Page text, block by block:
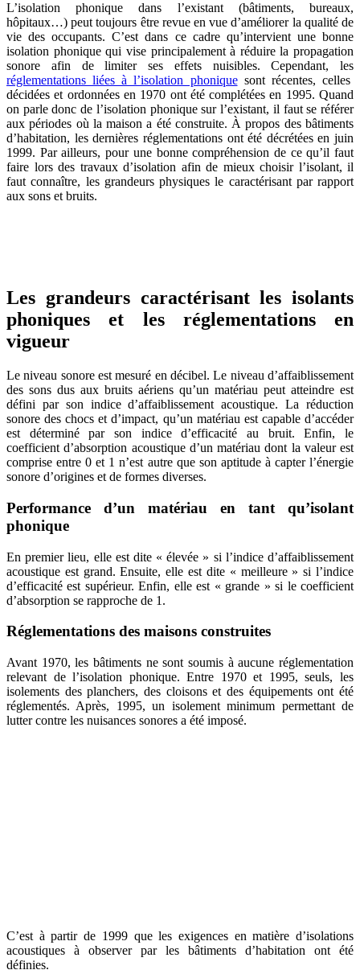
L’isolation phonique dans l’existant (bâtiments, bureaux,
hôpitaux…) peut toujours être revue en vue d’améliorer la qualité de
vie des occupants. C’est dans ce cadre qu’intervient une bonne
isolation phonique qui vise principalement à réduire la propagation
sonore afin de limiter ses effets nuisibles. Cependant, les
réglementations liées à l’isolation phoniquesont récentes, celles
décidées et ordonnées en 1970 ont été complétées en 1995. Quand
on parle donc de l’isolation phonique sur l’existant, il faut se référer
aux périodes où la maison a été construite. À propos des bâtiments
d’habitation, les dernières réglementations ont été décrétées en juin
1999. Par ailleurs, pour une bonne compréhension de ce qu’il faut
faire lors des travaux d’isolation afin de mieux choisir l’isolant, il
faut connaître, les grandeurs physiques le caractérisant par rapport
aux sons et bruits.
Les grandeurs caractérisant les isolants
phoniques et les réglementations en
vigueur
Le niveau sonore est mesuré en décibel. Le niveau d’affaiblissement
des sons dus aux bruits aériens qu’un matériau peut atteindre est
défini par son indice d’affaiblissement acoustique. La réduction
sonore des chocs et d’impact, qu’un matériau est capable d’accéder
est déterminé par son indice d’efficacité au bruit. Enfin, le
coefficient d’absorption acoustique d’un matériau dont la valeur est
comprise entre 0 et 1 n’est autre que son aptitude à capter l’énergie
sonore d’origines et de formes diverses.
Performance d’un matériau en tant qu’isolant
phonique
En premier lieu, elle est dite « élevée » si l’indice d’affaiblissement
acoustique est grand. Ensuite, elle est dite « meilleure » si l’indice
d’efficacité est supérieur. Enfin, elle est « grande » si le coefficient
d’absorption se rapproche de 1.
Réglementations des maisons construites
Avant 1970, les bâtiments ne sont soumis à aucune réglementation
relevant de l’isolation phonique.Entre 1970 et 1995, seuls, les
isolements des planchers, des cloisons et des équipements ont été
réglementés. Après, 1995, un isolement minimum permettant de
lutter contre les nuisances sonores a été imposé.
C’est à partir de 1999 que les exigences en matière d’isolations
acoustiques à observer par les bâtiments d’habitation ont été
définies.